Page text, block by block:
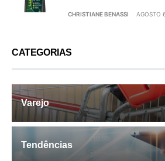
CHRISTIANE BENASSI AGOSTO
CATEGORIAS
Varejo
Tendências